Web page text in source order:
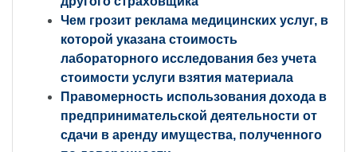
Чем грозит реклама медицинских услуг, в
которой указана стоимость
лабораторного исследования без учета
стоимости услуги взятия материала
Правомерность использования дохода в
предпринимательской деятельности от
сдачи в аренду имущества, полученного